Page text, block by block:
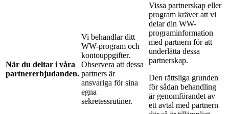
När du deltar i våra
partnererbjudanden.
Vi behandlar ditt
WW-program och
kontouppgifter.
Observera att dessa
partners är
ansvariga för sina
egna
sekretessrutiner.
Vissa partnerskap eller
program kräver att vi
delar din WW-
programinformation
med partnern för att
underlätta dessa
partnerskap.
Den rättsliga grunden
för sådan behandling
är genomförandet av
ett avtal med partnern